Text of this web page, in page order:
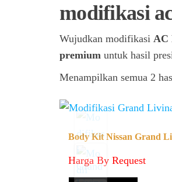
modifikasi
Wujudkan modifikasi AC
premium untuk hasil
Menampilkan semua 2
Body Kit Nissan Grand
Harga By Request